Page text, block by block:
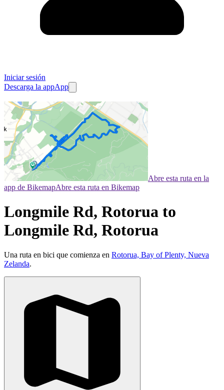
Iniciar sesión
Descarga la appApp
Abre esta ruta en la
app de BikemapAbre esta ruta en Bikemap
Longmile Rd, Rotorua to
Longmile Rd, Rotorua
Una ruta en bici que comienza en Rotorua, Bay of Plenty, Nueva
Zelanda.